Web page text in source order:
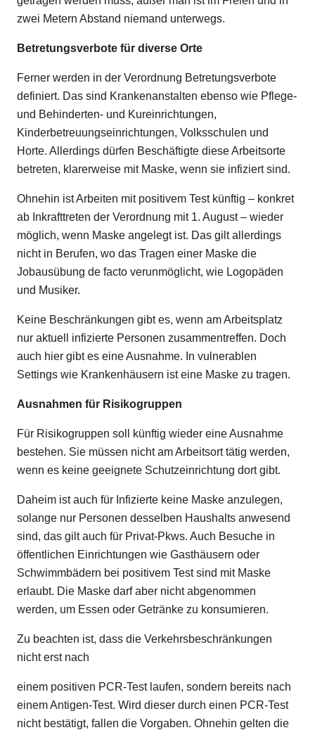
zwei Metern Abstand niemand unterwegs.
Betretungsverbote für diverse Orte
Ferner werden in der Verordnung Betretungsverbote
definiert. Das sind Krankenanstalten ebenso wie Pflege-
und Behinderten- und Kureinrichtungen,
Kinderbetreuungseinrichtungen, Volksschulen und
Horte. Allerdings dürfen Beschäftigte diese Arbeitsorte
betreten, klarerweise mit Maske, wenn sie infiziert sind.
Ohnehin ist Arbeiten mit positivem Test künftig – konkret
ab Inkrafttreten der Verordnung mit 1. August – wieder
möglich, wenn Maske angelegt ist. Das gilt allerdings
nicht in Berufen, wo das Tragen einer Maske die
Jobausübung de facto verunmöglicht, wie Logopäden
und Musiker.
Keine Beschränkungen gibt es, wenn am Arbeitsplatz
nur aktuell infizierte Personen zusammentreffen. Doch
auch hier gibt es eine Ausnahme. In vulnerablen
Settings wie Krankenhäusern ist eine Maske zu tragen.
Ausnahmen für Risikogruppen
Für Risikogruppen soll künftig wieder eine Ausnahme
bestehen. Sie müssen nicht am Arbeitsort tätig werden,
wenn es keine geeignete Schutzeinrichtung dort gibt.
Daheim ist auch für Infizierte keine Maske anzulegen,
solange nur Personen desselben Haushalts anwesend
sind, das gilt auch für Privat-Pkws. Auch Besuche in
öffentlichen Einrichtungen wie Gasthäusern oder
Schwimmbädern bei positivem Test sind mit Maske
erlaubt. Die Maske darf aber nicht abgenommen
werden, um Essen oder Getränke zu konsumieren.
Zu beachten ist, dass die Verkehrsbeschränkungen
nicht erst nach
einem positiven PCR-Test laufen, sondern bereits nach
einem Antigen-Test. Wird dieser durch einen PCR-Test
nicht bestätigt, fallen die Vorgaben. Ohnehin gelten die